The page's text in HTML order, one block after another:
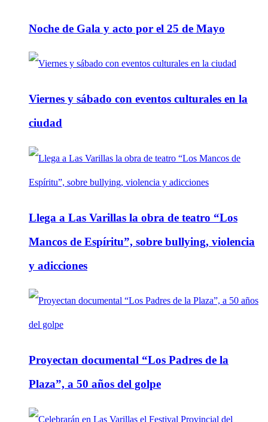
Noche de Gala y acto por el 25 de Mayo
Viernes y sábado con eventos culturales en la
ciudad
Llega a Las Varillas la obra de teatro “Los
Mancos de Espíritu”, sobre bullying, violencia
y adicciones
Proyectan documental “Los Padres de la
Plaza”, a 50 años del golpe